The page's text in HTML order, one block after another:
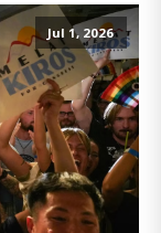
Jul 1, 2026